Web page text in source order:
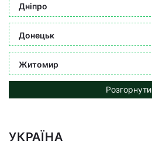
Дніпро
Донецьк
Житомир
Розгорнути
УКРАЇНА